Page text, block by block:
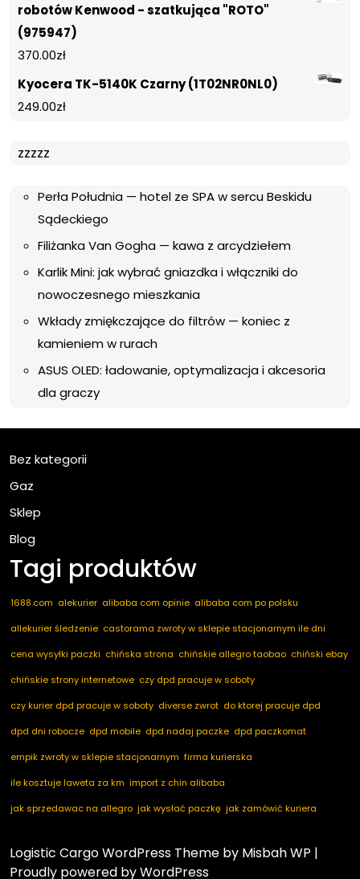
robotów Kenwood - szatkująca "ROTO"
(975947)
370.00zł
Kyocera TK-5140K Czarny (1T02NR0NL0)
249.00zł
zzzzz
Perła Południa — hotel ze SPA w sercu Beskidu
Sądeckiego
Filiżanka Van Gogha — kawa z arcydziełem
Karlik Mini: jak wybrać gniazdka i włączniki do
nowoczesnego mieszkania
Wkłady zmiękczające do filtrów — koniec z
kamieniem w rurach
ASUS OLED: ładowanie, optymalizacja i akcesoria
dla graczy
Bez kategorii
Gaz
Sklep
Blog
Tagi produktów
1688.com alekurier alibaba com opinie alibaba com po polsku
allekurier śledzenie castorama zwroty w sklepie stacjonarnym ile dni
cena wysyłki paczki chińska strona chińskie allegro taobao chiński ebay
chińskie strony internetowe czy dpd pracuje w soboty
czy kurier dpd pracuje w soboty diverse zwrot do ktorej pracuje dpd
dpd dni robocze dpd mobile dpd nadaj paczke dpd paczkomat
empik zwroty w sklepie stacjonarnym firma kurierska
ile kosztuje laweta za km import z chin alibaba
jak sprzedawac na allegro jak wysłać paczkę jak zamówić kuriera
marketplace ogłoszenia
nadaj paczkę dpd
notino zwroty paczkomaty dpd
pakuten zwrot
Logistic Cargo WordPress Theme by Misbah WP |
Proudly powered by WordPress